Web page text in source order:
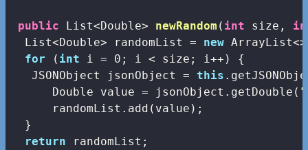
public List<Double> newRandom ( int size,
  List<Double> randomList =
new
for ( int i = 0 ; i < size; i++) {
   JSONObject jsonObject =
this
      Double value = jsonObject.getDouble(
      randomList.add(value);
  }
return randomList;